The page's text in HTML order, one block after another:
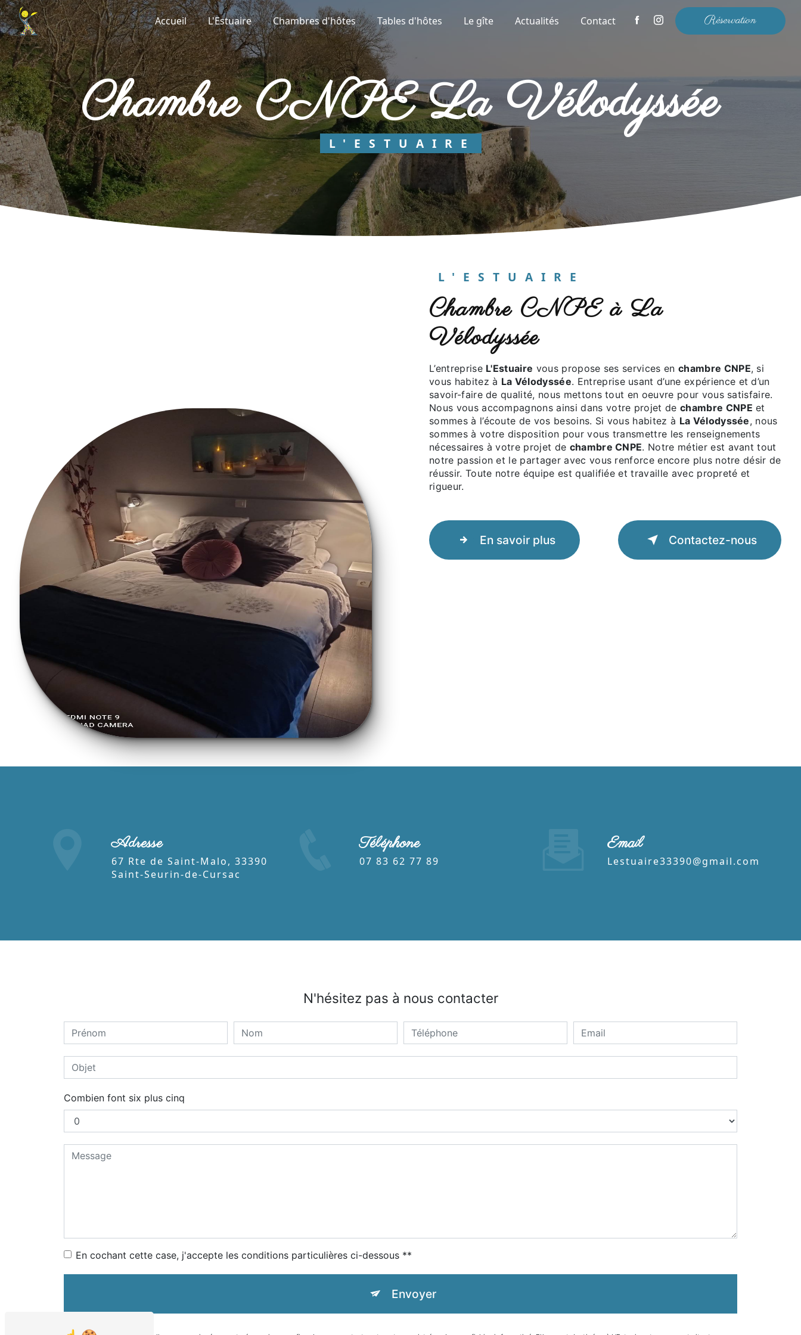
Accueil L'Estuaire Chambres d'hôtes Tables d'hôtes Le gîte Actualités Contact Réservation
chambre CNPE La Vélodyssée
L'ESTUAIRE
L'ESTUAIRE
chambre CNPE à La
Vélodyssée
L’entreprise L'Estuaire vous propose ses services en chambre CNPE, si
vous habitez à La Vélodyssée. Entreprise usant d’une expérience et d’un
savoir-faire de qualité, nous mettons tout en oeuvre pour vous satisfaire.
Nous vous accompagnons ainsi dans votre projet dechambre CNPE et
sommes à l’écoute de vos besoins. Si vous habitez à La Vélodyssée, nous
sommes à votre disposition pour vous transmettre les renseignements
nécessaires à votre projet de chambre CNPE. Notre métier est avant tout
notre passion et le partager avec vous renforce encore plus notre désir de
réussir. Toute notre équipe est qualifiée et travaille avec propreté et
rigueur.
En savoir plus Contactez-nous
Adresse
67 Rte de Saint-Malo, 33390
Saint-Seurin-de-Cursac
Téléphone
07 83 62 77 89
Email
lestuaire33390@gmail.com
N'hésitez pas à nous contacter
Combien font six plus cinq
En cochant cette case, j'accepte les conditions particulières ci-dessous **
Envoyer
Panneau de gestion des cookies